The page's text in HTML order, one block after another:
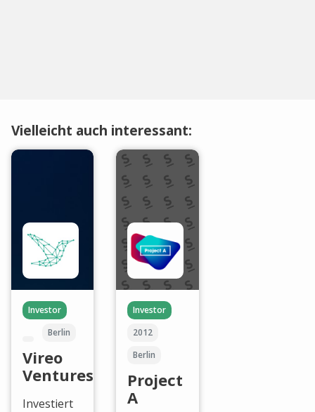
Vielleicht auch interessant:
Investor
Berlin
Vireo
Ventures
Investiert
Investor
2012
Berlin
Project
A